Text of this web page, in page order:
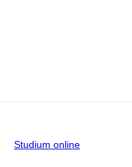
Studium online